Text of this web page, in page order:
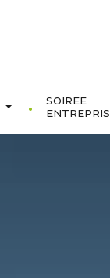
SOIREE